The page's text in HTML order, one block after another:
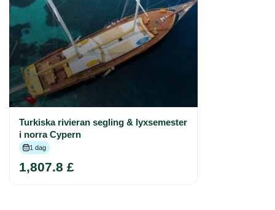
Turkiska rivieran segling & lyxsemester
i norra Cypern
1 dag
1,807.8 £